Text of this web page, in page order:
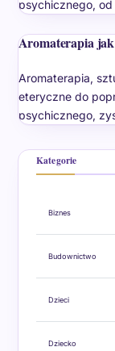
psychicznego,
Aromaterapia jak
Aromaterapia,
eteryczne do
psychicznego,
Kategorie
Biznes
Budownictwo
Dzieci
Dziecko